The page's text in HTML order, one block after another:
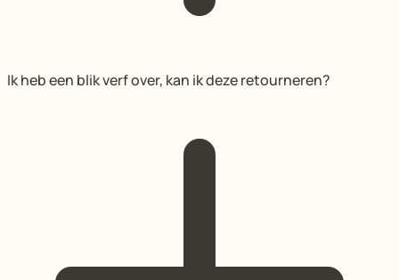
Ik heb een blik verf over, kan ik deze retourneren?